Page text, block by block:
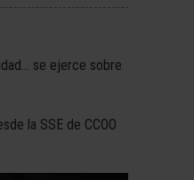
se ejerce sobre
la SSE de CCOO